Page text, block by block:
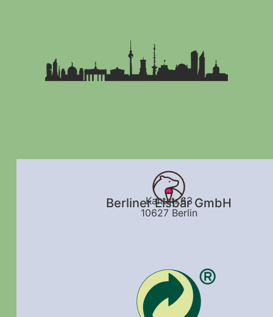
Berliner Eisbär GmbH
Kantstr.63
10627 Berlin